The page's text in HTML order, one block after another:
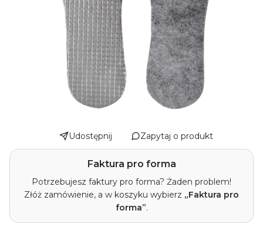
Udostępnij Zapytaj o produkt
Faktura pro forma
Potrzebujesz faktury pro forma? Żaden problem!
Złóż zamówienie, a w koszyku wybierz „Faktura pro
forma”.